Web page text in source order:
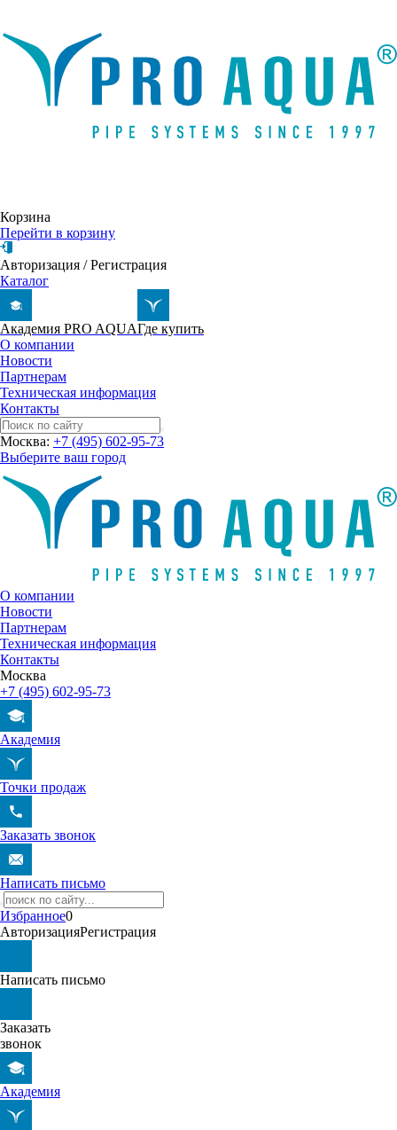
Корзина
Перейти в корзину
Авторизация /Регистрация
Каталог
Академия PRO AQUAГде купить
О компании
Новости
Партнерам
Техническая информация
Контакты
Москва: +7 (495) 602-95-73
Выберите ваш город
О компании
Новости
Партнерам
Техническая информация
Контакты
Москва
+7 (495) 602-95-73
Академия
Точки продаж
Заказать звонок
Написать письмо
Избранное0
АвторизацияРегистрация
Написать письмо
Заказать
звонок
Академия